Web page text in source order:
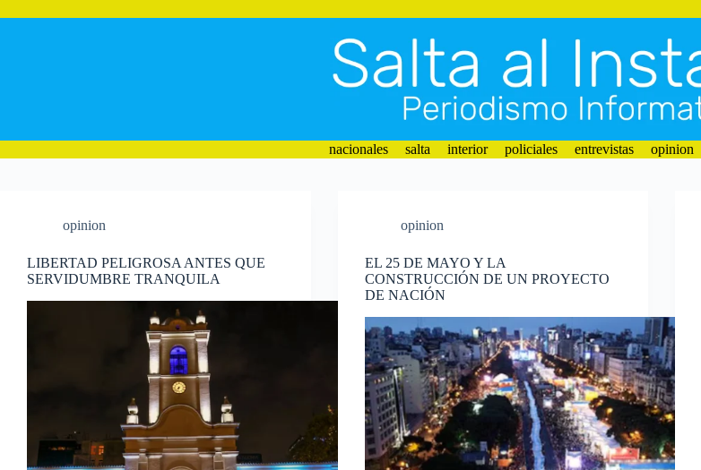
al
nacionales salta interior policiales entrevistas opinion
opinion
LIBERTAD PELIGROSA ANTES QUE
SERVIDUMBRE TRANQUILA
opinion
EL 25 DE MAYO Y LA
CONSTRUCCIÓN DE UN PROYECTO
DE NACIÓN